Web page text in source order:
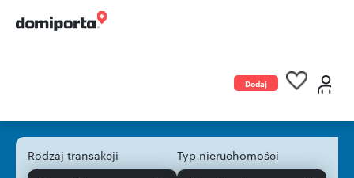
Dodaj
Rodzaj transakcji Typ nieruchomości